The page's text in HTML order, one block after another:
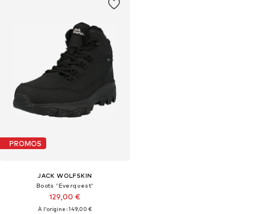
PROMOS
JACK WOLFSKIN
Boots 'Everquest'
129,00 €
À l'origine : 149,00 €